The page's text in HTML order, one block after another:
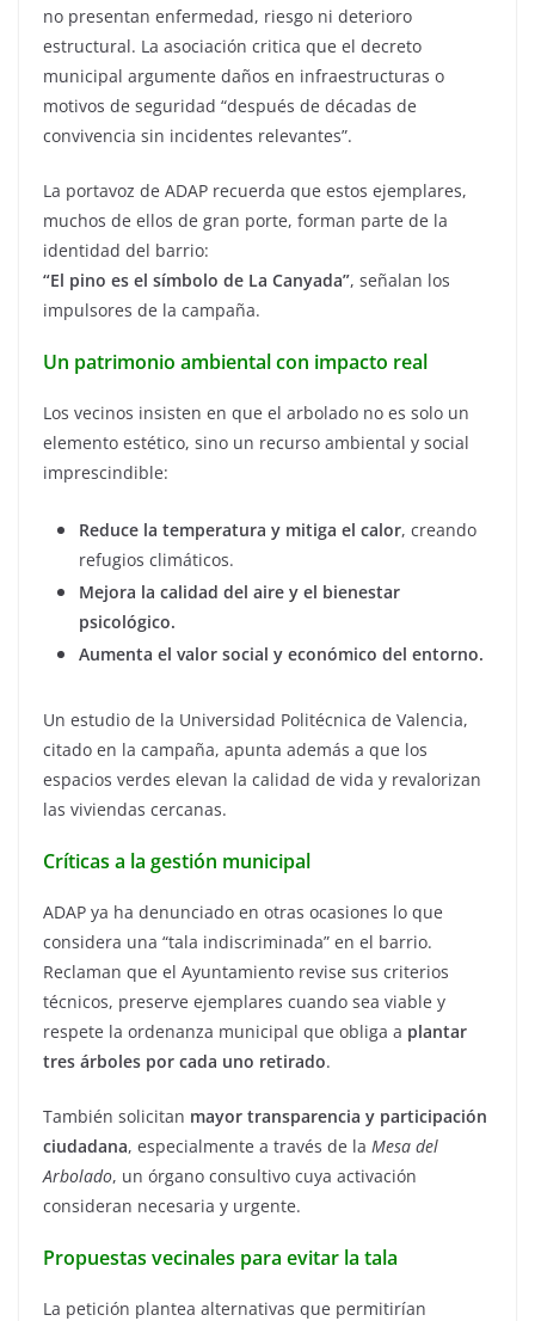
no presentan enfermedad, riesgo ni deterioro
estructural. La asociación critica que el decreto
municipal argumente daños en infraestructuras o
motivos de seguridad “después de décadas de
convivencia sin incidentes relevantes”.
La portavoz de ADAP recuerda que estos ejemplares,
muchos de ellos de gran porte, forman parte de la
identidad del barrio:
“El pino es el símbolo de La Canyada”, señalan los
impulsores de la campaña.
Un patrimonio ambiental con impacto real
Los vecinos insisten en que el arbolado no es solo un
elemento estético, sino un recurso ambiental y social
imprescindible:
Reduce la temperatura y mitiga el calor, creando
refugios climáticos.
Mejora la calidad del aire y el bienestar
psicológico.
Aumenta el valor social y económico del entorno.
Un estudio de la Universidad Politécnica de Valencia,
citado en la campaña, apunta además a que los
espacios verdes elevan la calidad de vida y revalorizan
las viviendas cercanas.
Críticas a la gestión municipal
ADAP ya ha denunciado en otras ocasiones lo que
considera una “tala indiscriminada” en el barrio.
Reclaman que el Ayuntamiento revise sus criterios
técnicos, preserve ejemplares cuando sea viable y
respete la ordenanza municipal que obliga a plantar
tres árboles por cada uno retirado.
También solicitan mayor transparencia y participación
ciudadana, especialmente a través de la Mesa del
Arbolado, un órgano consultivo cuya activación
consideran necesaria y urgente.
Propuestas vecinales para evitar la tala
La petición plantea alternativas que permitirían